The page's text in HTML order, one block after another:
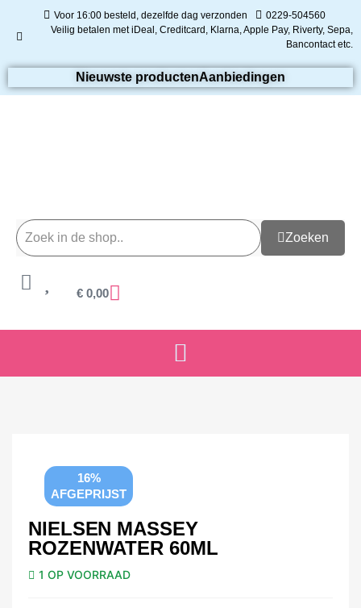
Voor 16:00 besteld, dezelfde dag verzonden
0229-504560
Veilig betalen met iDeal, Creditcard, Klarna, Apple Pay, Riverty, Sepa,
Bancontact etc.
Nieuwste productenAanbiedingen
Zoeken
€ 0,00
16%
AFGEPRIJST
NIELSEN MASSEY
ROZENWATER 60ML
1 OP VOORRAAD